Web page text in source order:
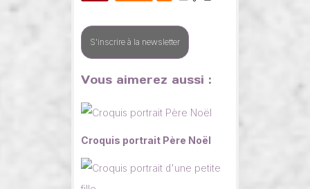
S'inscrire à la newsletter
Vous aimerez aussi :
Croquis portrait Père Noël